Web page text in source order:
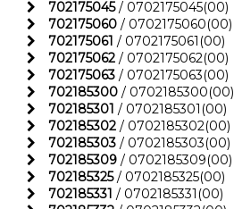
702175045/ 0702175045(00)
702175060 / 0702175060(00)
702175061 / 0702175061(00)
702175062 / 0702175062(00)
702175063 / 0702175063(00)
702185300 / 0702185300(00)
702185301 / 0702185301(00)
702185302 / 0702185302(00)
702185303 / 0702185303(00)
702185309 / 0702185309(00)
702185325/ 0702185325(00)
702185331 / 0702185331(00)